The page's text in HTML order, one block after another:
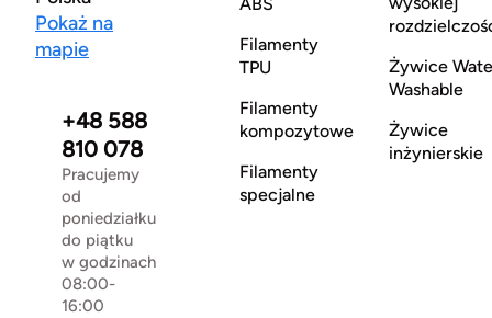
Pokaż na
mapie
+48 588
810 078
Pracujemy
od
poniedziałku
do piątku
w godzinach
08:00-
16:00
Filamenty
TPU
Filamenty
kompozytowe
Filamenty
specjalne
Żywice
Washable
Żywice
inżynierskie